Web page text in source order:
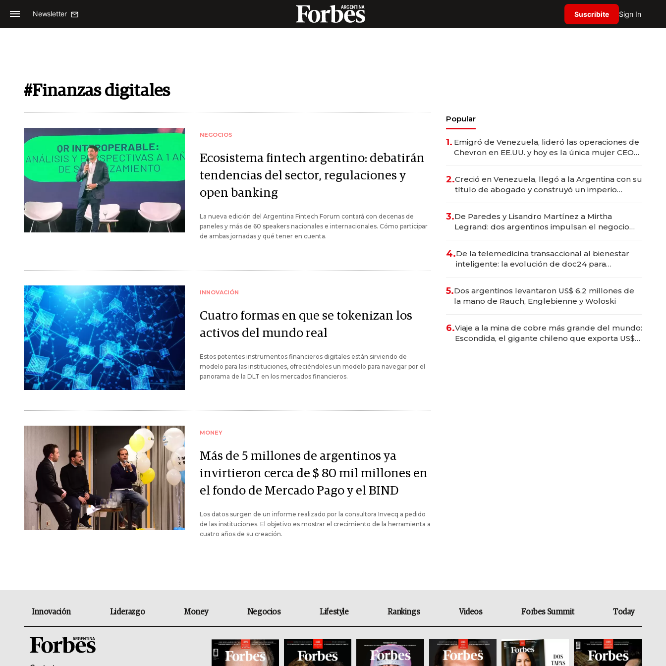
Newsletter Suscribite Sign In
#Finanzas digitales
NEGOCIOS
Ecosistema fintech argentino: debatirán
tendencias del sector, regulaciones y
open banking
La nueva edición del Argentina Fintech Forum contará con decenas de
paneles y más de 60 speakers nacionales e internacionales. Cómo participar
de ambas jornadas y qué tener en cuenta.
INNOVACIÓN
Cuatro formas en que se tokenizan los
activos del mundo real
Estos potentes instrumentos financieros digitales están sirviendo de
modelo para las instituciones, ofreciéndoles un modelo para navegar por el
panorama de la DLT en los mercados financieros.
MONEY
Más de 5 millones de argentinos ya
invirtieron cerca de $ 80 mil millones en
el fondo de Mercado Pago y el BIND
Los datos surgen de un informe realizado por la consultora Invecq a pedido
de las instituciones. El objetivo es mostrar el crecimiento de la herramienta a
cuatro años de su creación.
Popular
1. Emigró de Venezuela, lideró las operaciones de
Chevron en EE.UU. y hoy es la única mujer CEO
2.Creció en Venezuela, llegó a la Argentina con su
título de abogado y construyó un imperio
3.De Paredes y Lisandro Martínez a Mirtha
Legrand: dos argentinos impulsan el negocio
4.De la telemedicina transaccional al bienestar
inteligente: la evolución de doc24 para
5.Dos argentinos levantaron US$ 6,2 millones de
la mano de Rauch, Englebienne y Woloski
6.Viaje a la mina de cobre más grande del mundo:
Escondida, el gigante chileno que exporta US$
Innovación Liderazgo Money Negocios Lifestyle Rankings Videos Forbes Summit Today